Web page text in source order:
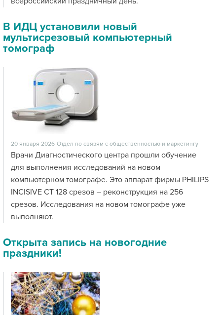
В ИДЦ установили новый
мультисрезовый компьютерный
томограф
20 января 2026 Отдел по связям с общественностью и маркетингу
Врачи Диагностического центра прошли обучение
для выполнения исследований на новом
компьютерном томографе. Это аппарат фирмы PHILIPS
INCISIVE CT 128 срезов – реконструкция на 256
срезов. Исследования на новом томографе уже
выполняют.
Открыта запись на новогодние
праздники!